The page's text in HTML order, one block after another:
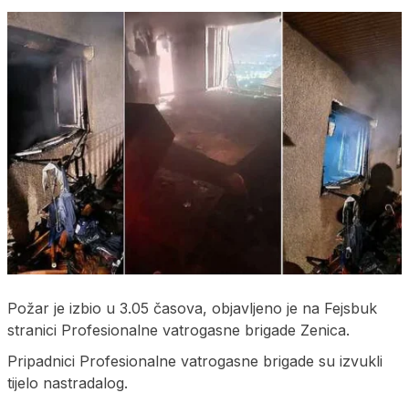
Požar je izbio u 3.05 časova, objavljeno je na Fejsbuk
stranici Profesionalne vatrogasne brigade Zenica.
Pripadnici Profesionalne vatrogasne brigade su izvukli
tijelo nastradalog.